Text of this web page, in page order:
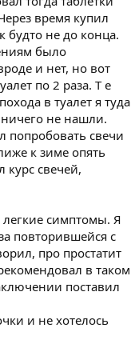
время купил
будто не до конца.
было
и нет, но вот
по 2 раза. Т е
в туалет я туда
не нашли.
попробовать свечи
к зиме опять
свечей,
легкие симптомы. Я
повторившейся с
про простатит
в таком
поставил
и не хотелось